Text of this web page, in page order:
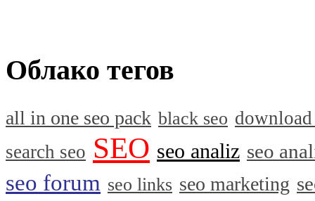
Облако тегов
all in one seo pack black seo download
search seo SEO seo analiz seo
seo forum seo links seo marketing